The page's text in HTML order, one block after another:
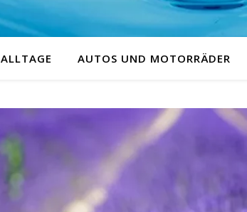
ALLTAGE AUTOS UND MOTORRÄDER